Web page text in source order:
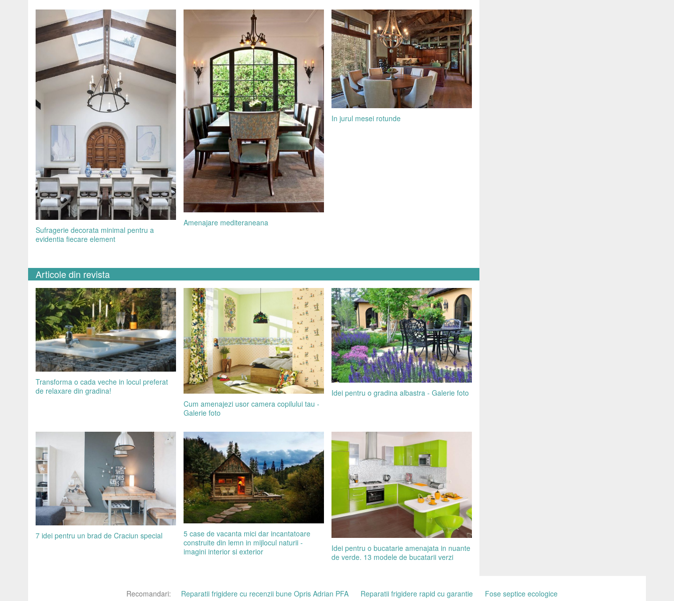
Sufragerie decorata minimal pentru a
evidentia fiecare element
Amenajare mediteraneana
In jurul mesei rotunde
Articole din revista
Transforma o cada veche in locul preferat
de relaxare din gradina!
Cum amenajezi usor camera copilului tau -
Galerie foto
Idei pentru o gradina albastra - Galerie foto
7 idei pentru un brad de Craciun special
5 case de vacanta mici dar incantatoare
construite din lemn in mijlocul naturii -
imagini interior si exterior
Idei pentru o bucatarie amenajata in nuante
de verde. 13 modele de bucatarii verzi
Recomandari: Reparatii frigidere cu recenzii bune Opris Adrian PFA Reparatii frigidere rapid cu garantie Fose septice ecologice